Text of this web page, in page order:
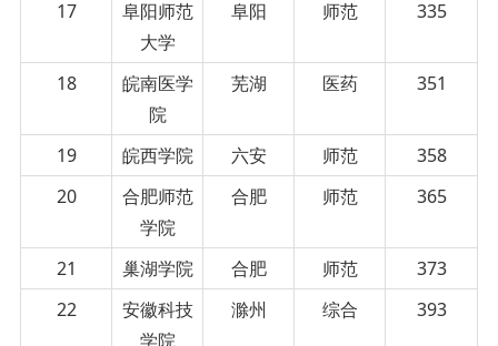
17
阜阳师范
大学
阜阳 师范 335
18
皖南医学
院
芜湖 医药 351
19 皖西学院 六安 师范
358
20
合肥师范
学院
合肥 师范 365
21 巢湖学院 合肥 师范
373
22
安徽科技
学院
滁州 综合 393